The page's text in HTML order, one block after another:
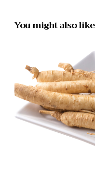
You might also like